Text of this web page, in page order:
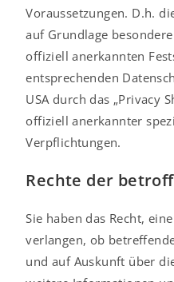
Voraussetzungen. D.h.
auf Grundlage
offiziell anerkannten
entsprechenden
USA durch das „Privacy
offiziell anerkannter
Verpflichtungen.
Rechte der
Sie haben das Recht,
verlangen, ob
und auf Auskunft über